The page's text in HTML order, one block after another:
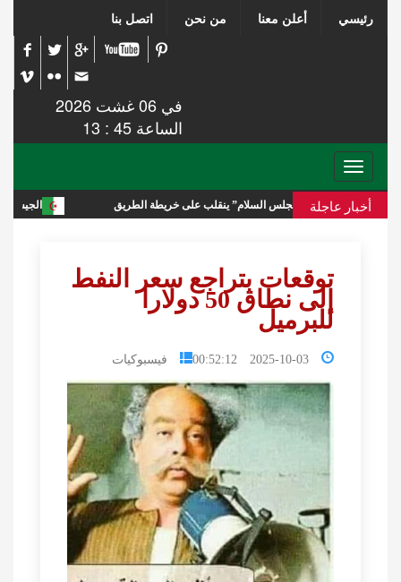
رئيسي أعلن معنا من نحن اتصل بنا
في 06 غشت 2026
الساعة 45 : 13
Toggle
navigation
أخبار عاجلة الجيش السوري يعلن مصر و “مجلس السلام” ينقلب على خريطة الطريق
توقعات بتراجع سعر النفط
إلى نطاق 50 دولارا
للبرميل
2025-10-03 00:52:12 فيسبوكيات